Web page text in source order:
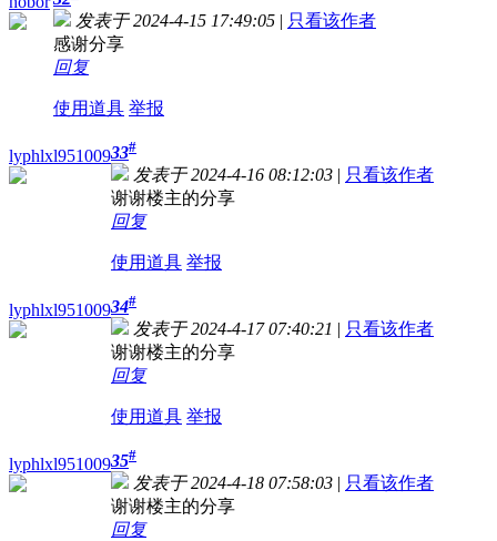
发表于 2024-4-15 17:49:05 | 只看该作者
感谢分享
回复
使用道具 举报
lyphlxl95100933#
发表于 2024-4-16 08:12:03 | 只看该作者
谢谢楼主的分享
回复
使用道具 举报
lyphlxl95100934#
发表于 2024-4-17 07:40:21 | 只看该作者
谢谢楼主的分享
回复
使用道具 举报
lyphlxl95100935#
发表于 2024-4-18 07:58:03 | 只看该作者
谢谢楼主的分享
回复